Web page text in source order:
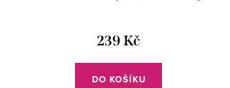
239 Kč
DO KOŠÍKU